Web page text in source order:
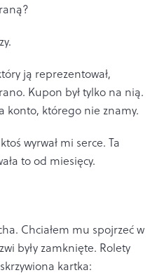
ją reprezentował,
Kupon był tylko na nią.
konto, którego nie znamy.
wyrwał mi serce. Ta
to od miesięcy.
Chciałem mu spojrzeć w
były zamknięte. Rolety
kartka: